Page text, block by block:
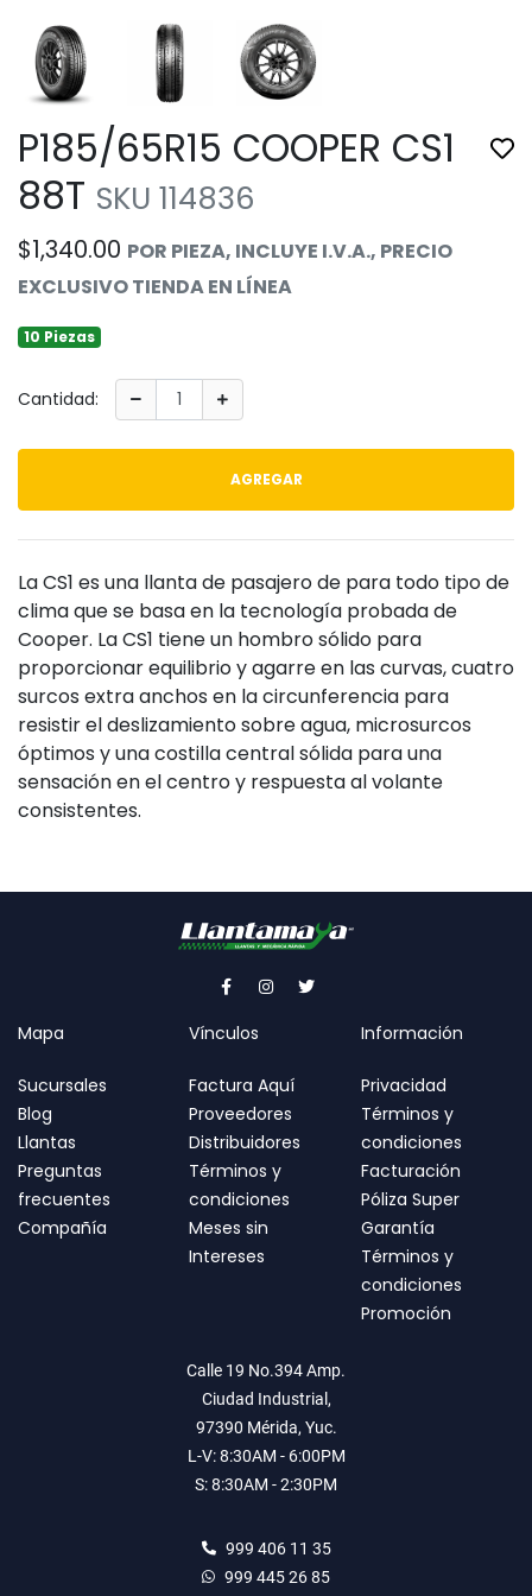
P185/65R15 COOPER CS1
88T SKU 114836
$1,340.00 POR PIEZA, INCLUYE I.V.A., PRECIO
EXCLUSIVO TIENDA EN LÍNEA
10 Piezas
Cantidad:
AGREGAR
La CS1 es una llanta de pasajero de para todo tipo de
clima que se basa en la tecnología probada de
Cooper. La CS1 tiene un hombro sólido para
proporcionar equilibrio y agarre en las curvas, cuatro
surcos extra anchos en la circunferencia para
resistir el deslizamiento sobre agua, microsurcos
óptimos y una costilla central sólida para una
sensación en el centro y respuesta al volante
consistentes.
Mapa
Sucursales
Blog
Llantas
Preguntas
frecuentes
Compañía
Vínculos
Factura Aquí
Proveedores
Distribuidores
Términos y
condiciones
Meses sin
Intereses
Información
Privacidad
Términos y
condiciones
Facturación
Póliza Super
Garantía
Términos y
condiciones
Promoción
Calle 19 No.394 Amp.
Ciudad Industrial,
97390 Mérida, Yuc.
L-V: 8:30AM - 6:00PM
S: 8:30AM - 2:30PM
999 406 11 35
999 445 26 85